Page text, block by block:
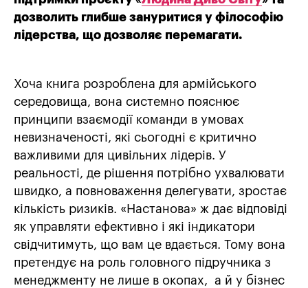
дозволить глибше зануритися у філософію
лідерства, що дозволяє перемагати.
Хоча книга розроблена для армійського
середовища, вона системно пояснює
принципи взаємодії команди в умовах
невизначеності, які сьогодні є критично
важливими для цивільних лідерів. У
реальності, де рішення потрібно ухвалювати
швидко, а повноваження делегувати, зростає
кількість ризиків. «Настанова» ж дає відповіді
як управляти ефективно і які індикатори
свідчитимуть, що вам це вдається. Тому вона
претендує на роль головного підручника з
менеджменту не лише в окопах, а й у бізнес